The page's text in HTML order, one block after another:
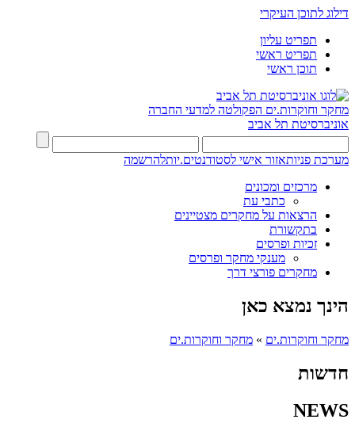
דילוג לתוכן העיקרי
תפריט עליון
תפריט ראשי
תוכן ראשי
מחקר וחוקרות.ים הפקולטה למדעי החברה
אוניברסיטת תל אביב
מערכת פניותאזור אישי לסטודנטים.יותלהרשמה
מרכזים ומכונים
כתבי עת
הרצאות על מחקרים מצטיינים
בתקשורת
זכיות ופרסים
מענקי מחקר ופרסים
מחקרים פורצי דרך
הינך נמצא כאן
מחקר וחוקרות.ים » מחקר וחוקרות.ים
חדשות
NEWS